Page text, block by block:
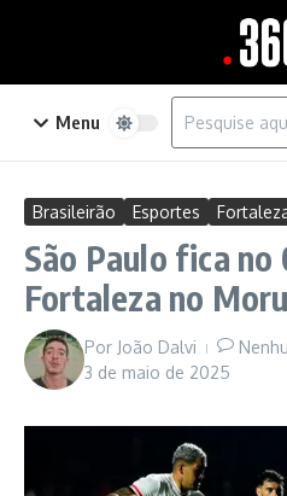
Menu
Procurar por:
Brasileirão Esportes
São Paulo fica no
Fortaleza no
Por João Dalvi
3 de maio de 2025